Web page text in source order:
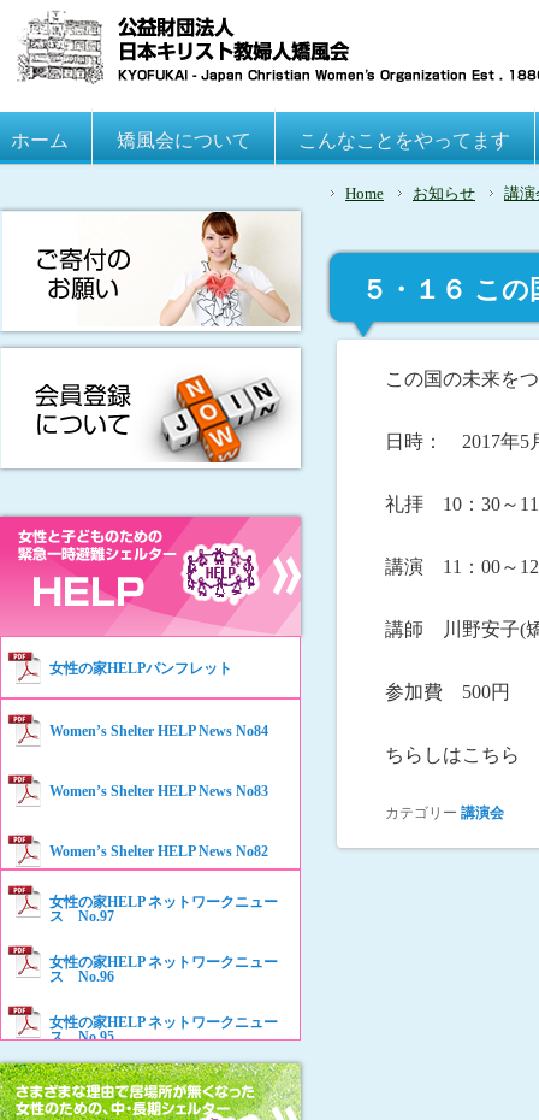
Skip to primary content
Skip to secondary content
ホーム 矯風会について こんなことをやってます
Home お知らせ 講演
５・１６ こ
この国の未来を
日時： 2017年5
礼拝 10：30～
講演 11：00～
講師 川野安子(
参加費 500円
ちらしはこち
カテゴリー 講演会
女性の家HELPパンフレット
Women’s Shelter HELP News No84
Women’s Shelter HELP News No83
Women’s Shelter HELP News No82
Women’s Shelter HELP News No81
Women’s Shelter HELP News No80
Women’s Shelter HELP News No79
Women’s Shelter HELP News No78
女性の家HELP ネットワークニュー
ス No.97
女性の家HELP ネットワークニュー
ス No.96
女性の家HELP ネットワークニュー
ス No.95
女性の家HELP ネットワークニュー
ス No.94